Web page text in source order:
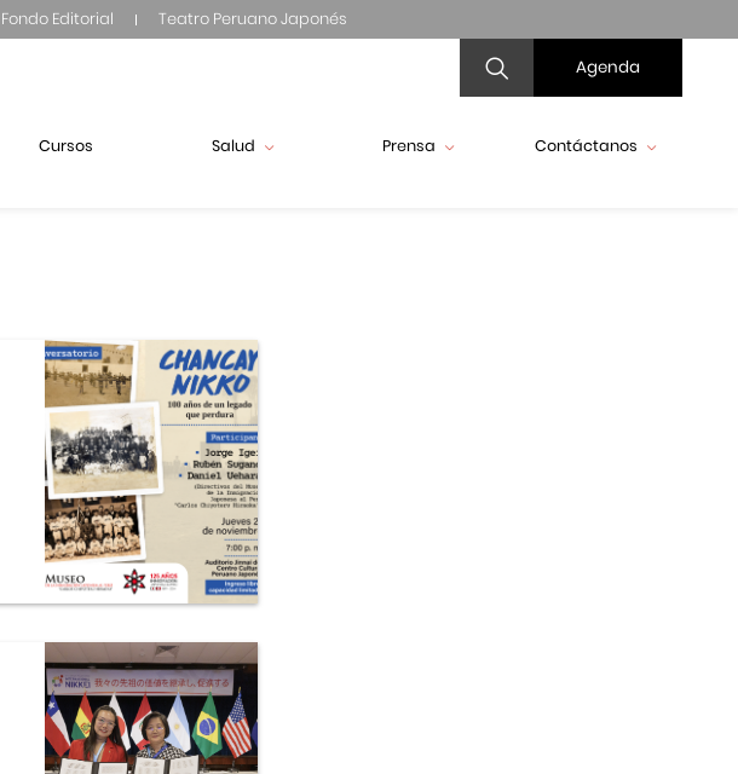
Fondo Editorial Teatro Peruano Japonés
Agenda
Cursos Salud Prensa Contáctanos